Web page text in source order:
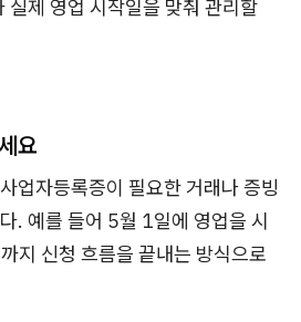
실제 영업 시작일을 맞춰 관리할
요
업자등록증이 필요한 거래나 증빙
. 예를 들어 5월 1일에 영업을 시
지 신청 흐름을 끝내는 방식으로